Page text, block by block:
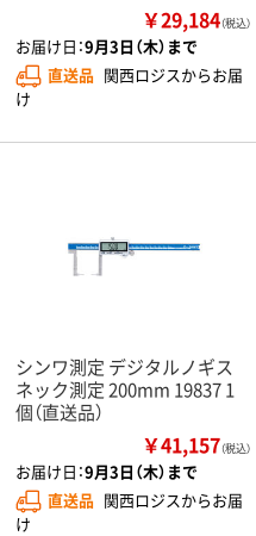
￥29,184（税込）
お届け日：9月3日（木）まで
直送品 関西ロジスからお届
け
シンワ測定 デジタルノギス
ネック測定 200mm 19837 1
個（直送品）
￥41,157（税込）
お届け日：9月3日（木）まで
直送品 関西ロジスからお届
け